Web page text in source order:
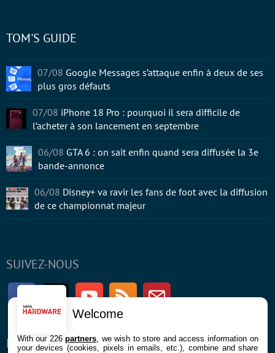
SUIVEZ-NOUS
FacebookTwitter Youtube RSS Newsletter
ENTREPRISE À PROPOS
TOM'S GUIDE
07/08 Google Messages s’attaque enfin à deux de ses
plus gros défauts
07/08 iPhone 18 Pro : pourquoi il sera difficile de
l’acheter à son lancement en septembre
06/08 GTA 6 : on sait enfin quand sera diffusée la 3e
bande-annonce
06/08 Disney+ va ravir les fans de foot avec la diffusion
de ce championnat majeur
Welcome
With our 226partners , we wish to store and access information on
your devices (cookies, pixels in emails, etc.), combine and share